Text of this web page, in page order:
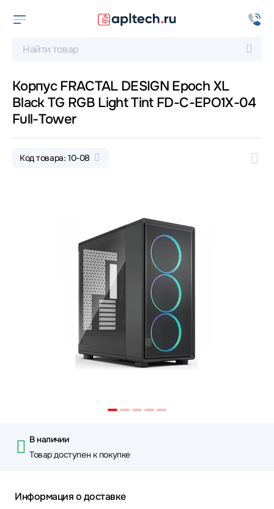
Корпус FRACTAL DESIGN Epoch XL
Black TG RGB Light Tint FD-C-EPO1X-04
Full-Tower
Код товара: 10-08
В наличии
Товар доступен к покупке
Информация о доставке